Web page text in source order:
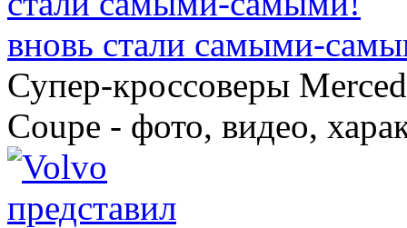
вновь стали самыми-
Супер-кроссоверы
Coupe - фото, видео,